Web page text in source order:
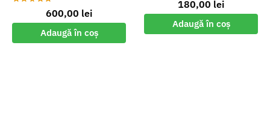
600,00 lei
Adaugă în coș
180,00 lei
Adaugă în coș